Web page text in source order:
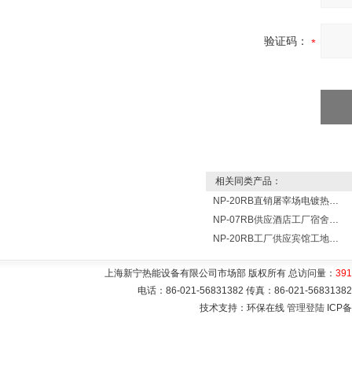
验证码：
相关同类产品：
NP-20RB直销屠宰场电镀热泵 20匹空气能热泵一体机-供水设备
NP-07RB供应酒店工厂宿舍洗澡用7匹空气源热水器
NP-20RB工厂供应宾馆工地学校用20P空气源热水器
上海新宁热能设备有限公司市场部 版权所有 总访问量：
电话：86-021-56831382 传真：86-021-
技术支持：环保在线 管理登陆 ICP